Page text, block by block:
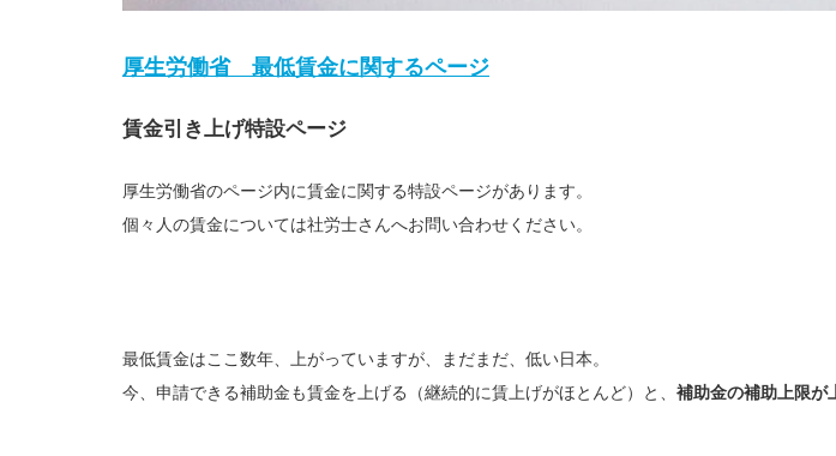
厚生労働省 最低賃金に関するページ
賃金引き上げ特設ページ
厚生労働省のページ内に賃金に関する特設ページがあります。
個々人の賃金については社労士さんへお問い合わせください。
最低賃金はここ数年、上がっていますが、まだまだ、低い日本。
今、申請できる補助金も賃金を上げる（継続的に賃上げがほとんど）と、 補助金の補助上限が